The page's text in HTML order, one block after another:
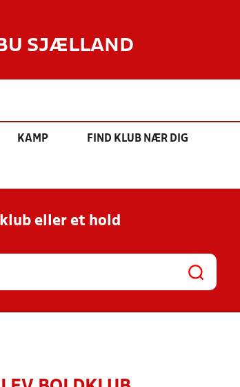
SJÆLLAND
KAMP FIND KLUB NÆR DIG
klub eller et hold